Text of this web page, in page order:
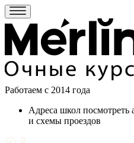
Работаем c 2014 года
Адреса школ посмотреть
и схемы проездов